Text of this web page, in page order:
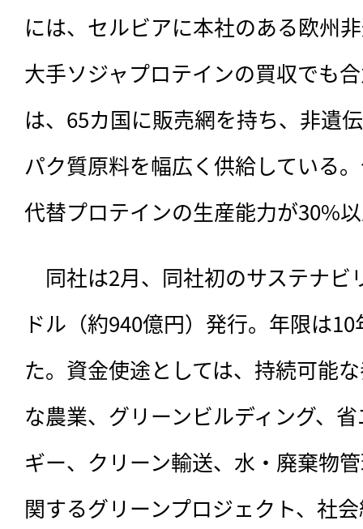
には、セルビアに本社のある欧州
大手ソジャプロテインの買収でも
は、65カ国に販売網を持ち、非遺
パク質原料を幅広く供給している
代替プロテインの生産能力が30%
同社は2月、同社初のサステナビ
ドル（約940億円）発行。年限は
た。資金使途としては、持続可能
な農業、グリーンビルディング、
ギー、クリーン輸送、水・廃棄物
関するグリーンプロジェクト、社